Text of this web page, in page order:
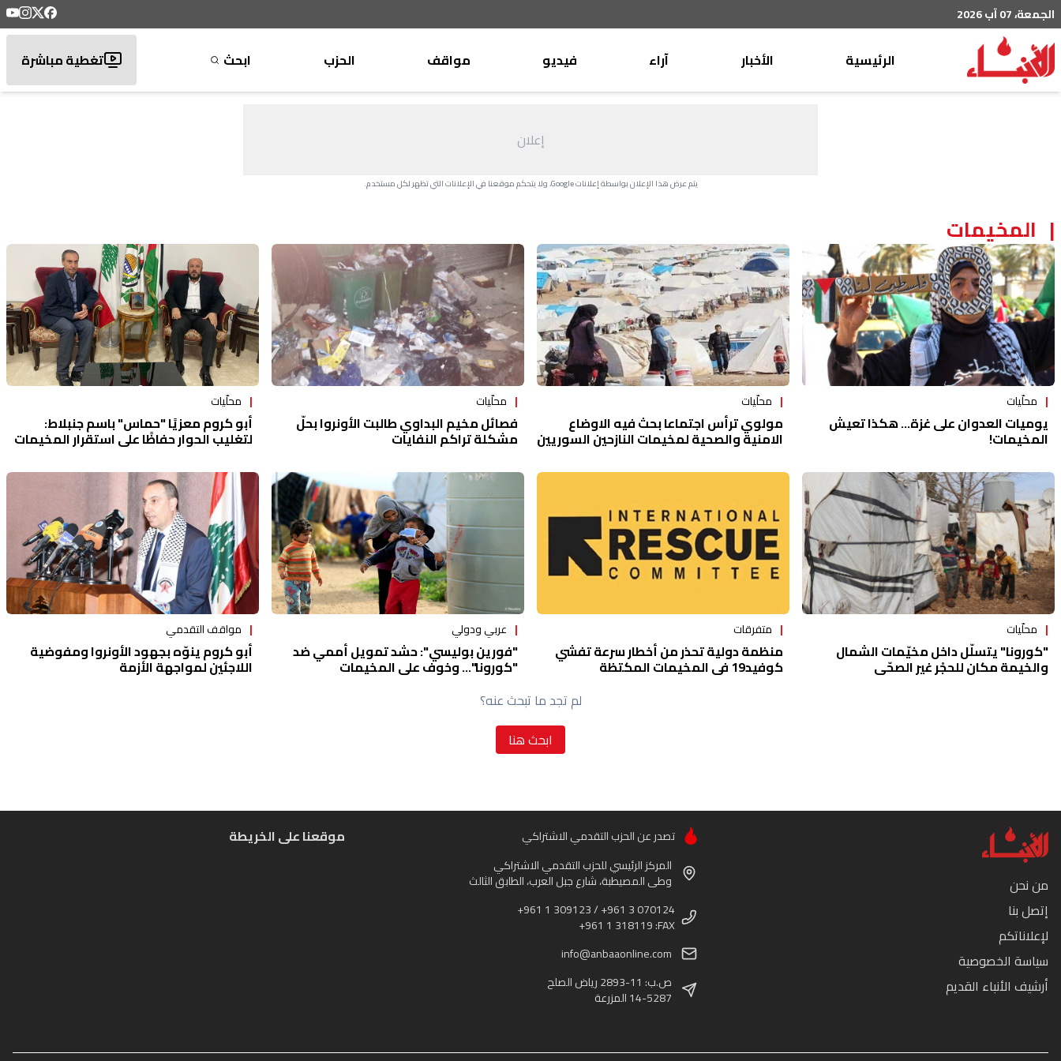
الجمعة، 07 آب 2026
الرئيسية
الأخبار
من لبنان
ثقافة ومجتمع
منوعات
آراء
منبر
صحافة
أجنبية
بريد
القرّاء
فيديو مواقف الحزب ابحث تغطية مباشرة
إعلان
يتم عرض هذا الإعلان بواسطة إعلانات Google، ولا يتحكم موقعنا في الإعلانات التي تظهر لكل مستخدم.
المخيمات
محلّيات
يوميات العدوان على غزة... هكذا تعيش
المخيمات!
محلّيات
مولوي ترأس اجتماعا بحث فيه الاوضاع
الامنية والصحية لمخيمات النازحين السوريين
محلّيات
فصائل مخيم البداوي طالبت الأونروا بحلّ
مشكلة تراكم النفايات
محلّيات
أبو كروم معزيًا "حماس" باسم جنبلاط:
لتغليب الحوار حفاظًا على استقرار المخيمات
وسلامة الفلسطينيين
محلّيات
"كورونا" يتسلّل داخل مخيّمات الشمال
والخيمة مكان للحجْر غير الصحّي
متفرقات
منظمة دولية تحذر من أخطار سرعة تفشي
كوفيد19 في المخيمات المكتظة
عربي ودولي
"فورين بوليسي": حشد تمويل أممي ضد
"كورونا"... وخوف على المخيمات
مواقف التقدمي
أبو كروم ينوّه بجهود الأونروا ومفوضية
اللاجئين لمواجهة الأزمة
لم تجد ما تبحث عنه؟
ابحث هنا
من نحن
إتصل بنا
لإعلاناتكم
سياسة الخصوصية
أرشيف الأنباء القديم
تصدر عن الحزب التقدمي الاشتراكي
المركز الرئيسي للحزب التقدمي الاشتراكي
وطى المصيطبة، شارع جبل العرب، الطابق الثالث
+961 1 309123 / +961 3 070124
+961 1 318119 :FAX
info@anbaaonline.com
ص.ب: 11-2893 رياض الصلح
14-5287 المزرعة
موقعنا على الخريطة